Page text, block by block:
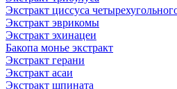
Экстракт циссуса
Экстракт эврикомы
Экстракт эхинацеи
Бакопа монье экстракт
Экстракт герани
Экстракт асаи
Экстракт шпината